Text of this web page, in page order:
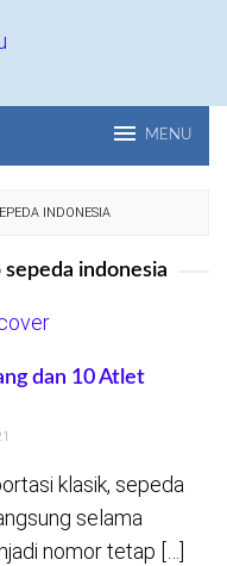
MENU
INDONESIA
indonesia
dan 10 Atlet
klasik, sepeda
selama
nomor tetap […]